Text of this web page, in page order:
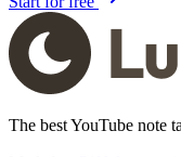
The best YouTube note